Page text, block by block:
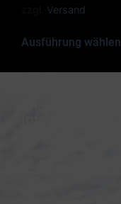
Versand
Ausführung wählen